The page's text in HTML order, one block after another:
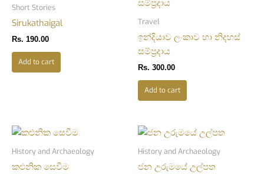
Short Stories
Sirukathaigal
Rs. 190.00
Add to cart
Travel
ඉන්දියාව ලංකාව හා නිදහස්
සම්ප්‍රදාය
Rs. 300.00
Add to cart
History and Archaeology
කළුනික සෙවීම
History and Archaeology
ජන උරුමයේ උල්පත